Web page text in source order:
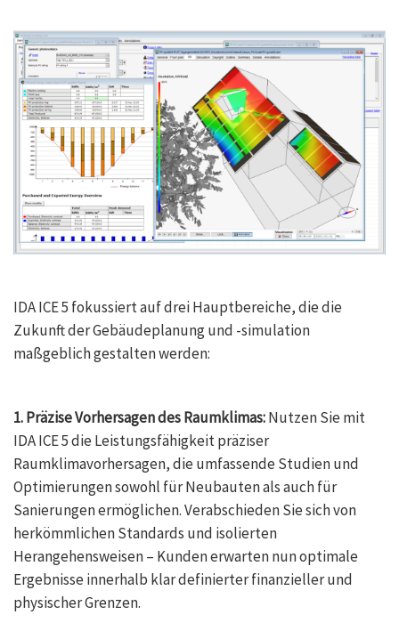
IDA ICE 5 fokussiert auf drei Hauptbereiche, die die
Zukunft der Gebäudeplanung und -simulation
maßgeblich gestalten werden:
1. Präzise Vorhersagen des Raumklimas:Nutzen Sie mit
IDA ICE 5 die Leistungsfähigkeit präziser
Raumklimavorhersagen, die umfassende Studien und
Optimierungen sowohl für Neubauten als auch für
Sanierungen ermöglichen. Verabschieden Sie sich von
herkömmlichen Standards und isolierten
Herangehensweisen – Kunden erwarten nun optimale
Ergebnisse innerhalb klar definierter finanzieller und
physischer Grenzen.